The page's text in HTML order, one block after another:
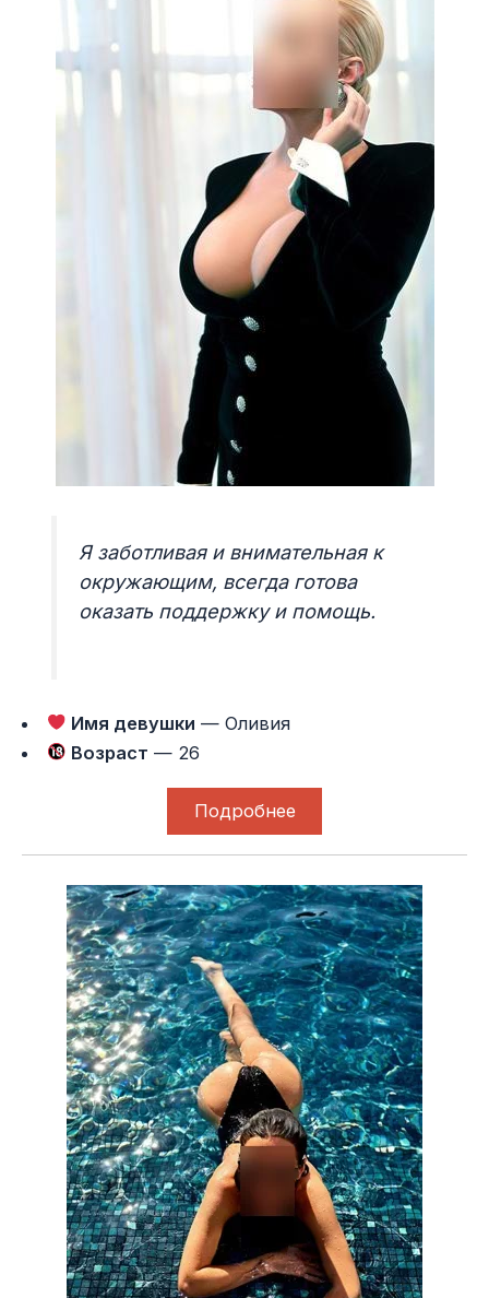
Я заботливая и внимательная к
окружающим, всегда готова
оказать поддержку и помощь.
Имя девушки — Оливия
Возраст — 26
Подробнее